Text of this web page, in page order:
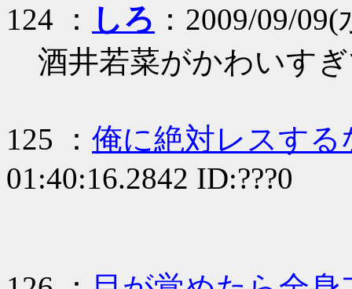
124 ： しろ ：2009/09/
酒井若菜がかわいす
125 ： 俺に絶対レスする
01:40:16.2842 ID:???0